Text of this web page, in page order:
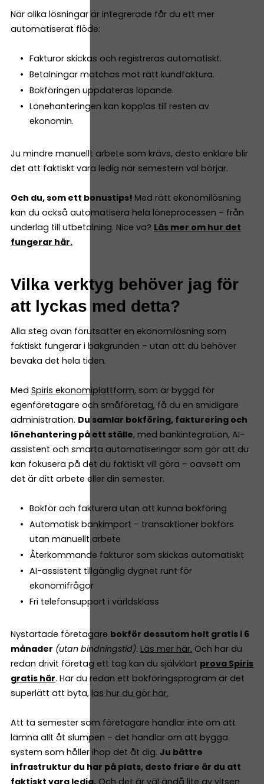
När olika lösningar är integrerade får du ett mer
automatiserat flöde:
Fakturor skickas och registreras automatiskt.
Betalningar matchas mot rätt kundfaktura.
Bokföringen uppdateras löpande.
Lönehanteringen kan kopplas till resten av
ekonomin.
Ju mindre manuellt arbete som krävs, desto enklare blir
det att faktiskt vara ledig när semestern väl börjar.
Och du, som ett bonustips! Med rätt ekonomilösning
kan du också automatisera hela löneprocessen – från
underlag till utbetalning. Nice va? Läs mer om hur det
fungerar här.
Vilka verktyg behöver jag för
att lyckas med detta?
Alla steg ovan förutsätter en ekonomilösning som
faktiskt fungerar i bakgrunden – utan att du behöver
bevaka det hela tiden.
Med Spiris ekonomiplattform, som är byggd för
egenföretagare och småföretag, få du en smidigare
administration. Du samlar bokföring, fakturering och
lönehantering på ett ställe, med bankintegration, AI-
assistent och smarta automatiseringar som gör att du
kan fokusera på det du faktiskt vill göra – oavsett om
det är ditt arbete eller din semester.
Bokför och fakturera utan att kunna bokföring
Automatisk bankimport – transaktioner bokförs
utan manuellt arbete
Återkommande fakturor som skickas automatiskt
AI-assistent tillgänglig dygnet runt för
ekonomifrågor
Fri telefonsupport i världsklass
Nystartade företagare bokför dessutom helt gratis i 6
månader (utan bindningstid). Läs mer här. Och har du
redan drivit företag ett tag kan du självklart prova Spiris
gratis här. Har du redan ett bokföringsprogram är det
superlätt att byta, läs hur du gör här.
Att ta semester som företagare handlar inte om att
lämna allt åt slumpen – det handlar om att bygga
system som håller ihop det åt dig. Ju bättre
infrastruktur du har på plats, desto friare är du att
faktiskt vara ledig. Och det är väl ändå lite av vitsen